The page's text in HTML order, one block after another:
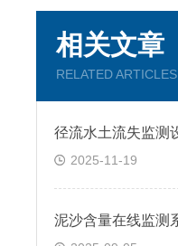
相关文章
RELATED ARTICLES
2025-11-19